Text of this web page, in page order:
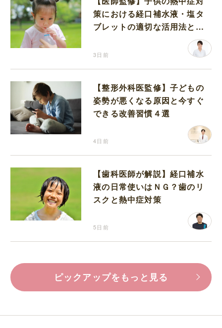
策における経口補水液・塩タ
ブレットの適切な活用法と水
3日前
【整形外科医監修】子どもの
姿勢が悪くなる原因と今すぐ
できる改善習慣４選
4日前
【歯科医師が解説】経口補水
液の日常使いはＮＧ？歯のリ
スクと熱中症対策
5日前
ピックアップをもっと見る